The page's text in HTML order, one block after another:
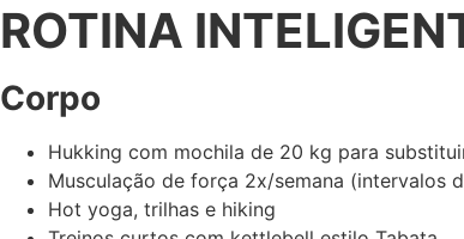
ROTINA
Corpo
Hukking com mochila de 20 kg para
Musculação de força 2x/semana (intervalos
Hot yoga, trilhas e hiking